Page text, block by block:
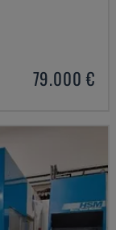
79.000 €